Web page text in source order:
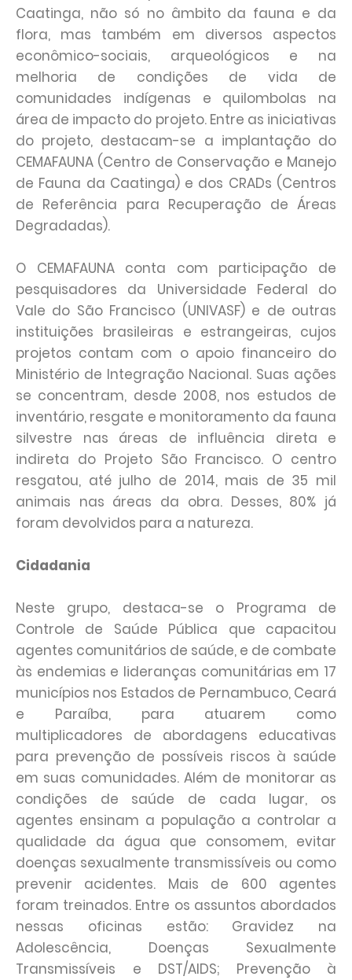
Caatinga, não só no âmbito da fauna e da
flora, mas também em diversos aspectos
econômico-sociais, arqueológicos e na
melhoria de condições de vida de
comunidades indígenas e quilombolas na
área de impacto do projeto. Entre as iniciativas
do projeto, destacam-se a implantação do
CEMAFAUNA (Centro de Conservação e Manejo
de Fauna da Caatinga) e dos CRADs (Centros
de Referência para Recuperação de Áreas
Degradadas).
O CEMAFAUNA conta com participação de
pesquisadores da Universidade Federal do
Vale do São Francisco (UNIVASF) e de outras
instituições brasileiras e estrangeiras, cujos
projetos contam com o apoio financeiro do
Ministério de Integração Nacional. Suas ações
se concentram, desde 2008, nos estudos de
inventário, resgate e monitoramento da fauna
silvestre nas áreas de influência direta e
indireta do Projeto São Francisco. O centro
resgatou, até julho de 2014, mais de 35 mil
animais nas áreas da obra. Desses, 80% já
foram devolvidos para a natureza.
Cidadania
Neste grupo, destaca-se o Programa de
Controle de Saúde Pública que capacitou
agentes comunitários de saúde, e de combate
às endemias e lideranças comunitárias em 17
municípios nos Estados de Pernambuco, Ceará
e Paraíba, para atuarem como
multiplicadores de abordagens educativas
para prevenção de possíveis riscos à saúde
em suas comunidades. Além de monitorar as
condições de saúde de cada lugar, os
agentes ensinam a população a controlar a
qualidade da água que consomem, evitar
doenças sexualmente transmissíveis ou como
prevenir acidentes. Mais de 600 agentes
foram treinados. Entre os assuntos abordados
nessas oficinas estão: Gravidez na
Adolescência, Doenças Sexualmente
Transmissíveis e DST/AIDS; Prevenção à